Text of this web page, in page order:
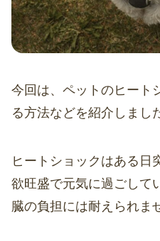
今回は、ペットのヒート
る方法などを紹介しまし
ヒートショックはある日
欲旺盛で元気に過ごして
臓の負担には耐えられま